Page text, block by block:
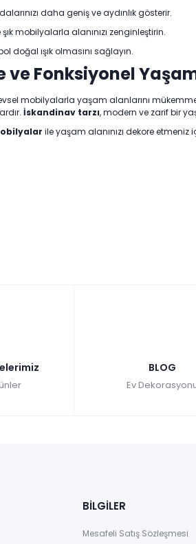
daha geniş ve aydınlık gösterir.
mobilyalarla alanınızı zenginleştirin.
doğal ışık olmasını sağlayın.
ve Fonksiyonel
mobilyalarla yaşam alanlarını
İskandinav tarzı, modern ve zarif bir
ile yaşam alanınızı dekore
BLOG
Ev
BİLGİLER
Mesafeli Satış Sözleşmesi